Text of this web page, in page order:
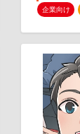
企業向け